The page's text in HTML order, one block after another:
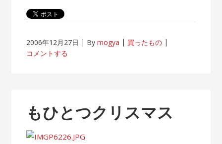
2006年12月27日 Bymogya
買ったもの
コメントする
もひとつクリスマス